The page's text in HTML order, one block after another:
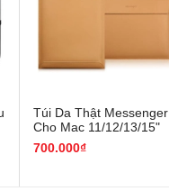
Túi Da Thật Messenger
Cho Mac 11/12/13/15"
(Nâu Sáng)
700.000₫